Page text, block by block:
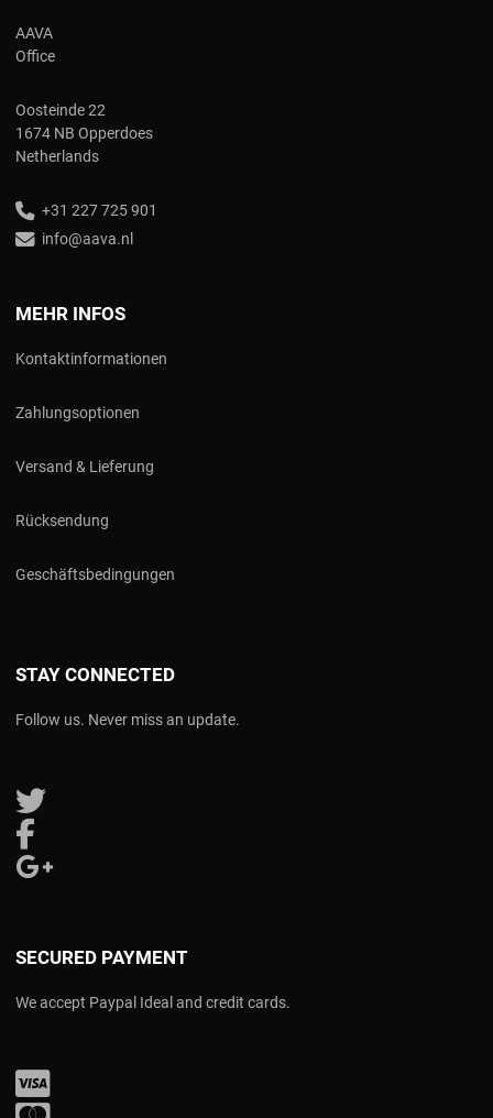
AAVA
Office
Oosteinde 22
1674 NB Opperdoes
Netherlands
+31 227 725 901
info@aava.nl
MEHR INFOS
Kontaktinformationen
Zahlungsoptionen
Versand & Lieferung
Rücksendung
Geschäftsbedingungen
STAY CONNECTED
Follow us. Never miss an update.
Follow us on Twitter
SECURED PAYMENT
We accept Paypal Ideal and credit cards.